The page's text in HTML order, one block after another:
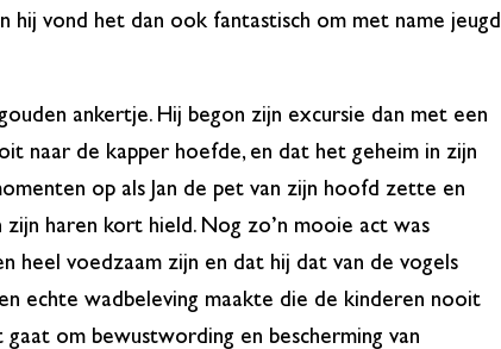
hij vond het dan ook fantastisch om met name jeugd
ankertje. Hij begon zijn excursie dan met een
naar de kapper hoefde, en dat het geheim in zijn
op als Jan de pet van zijn hoofd zette en
haren kort hield. Nog zo’n mooie act was
heel voedzaam zijn en dat hij dat van de vogels
echte wadbeleving maakte die de kinderen nooit
om bewustwording en bescherming van